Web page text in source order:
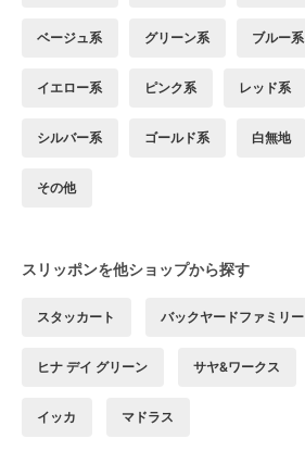
ベージュ系 グリーン系 ブルー系
イエロー系 ピンク系 レッド系
シルバー系 ゴールド系 白無地
その他
スリッポンを他ショップから探す
スタッカート バックヤードファミリー
ヒナ デイ グリーン サヤ&ワークス
イッカ マドラス